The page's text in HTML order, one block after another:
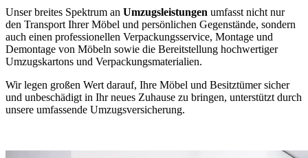
Unser breites Spektrum an Umzugsleistungen umfasst nicht nur
den Transport Ihrer Möbel und persönlichen Gegenstände, sondern
auch einen professionellen Verpackungsservice, Montage und
Demontage von Möbeln sowie die Bereitstellung hochwertiger
Umzugskartons und Verpackungsmaterialien.
Wir legen großen Wert darauf, Ihre Möbel und Besitztümer sicher
und unbeschädigt in Ihr neues Zuhause zu bringen, unterstützt durch
unsere umfassende Umzugsversicherung.